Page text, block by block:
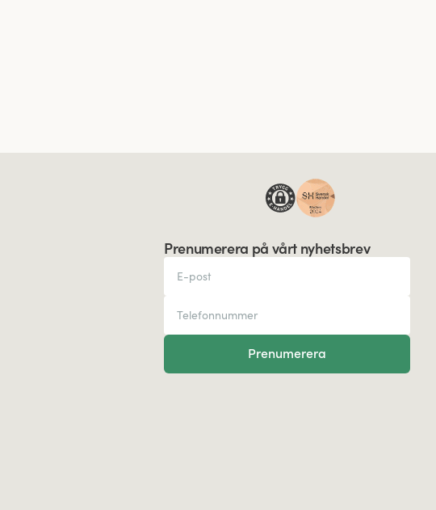
Prenumerera på vårt nyhetsbrev
Prenumerera